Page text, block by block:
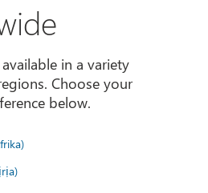
in a variety
Choose your
below.